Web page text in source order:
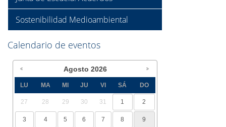
Sostenibilidad Medioambiental
Calendario de eventos
Agosto 2026
LU MA MI JU VI SÁ DO
27 28 29 30 31 1 2
3 4 5 6 7 8 9